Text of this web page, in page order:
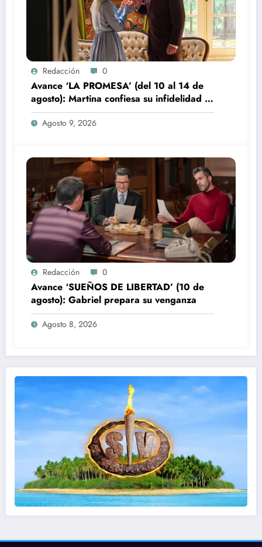
Redacción 0
Avance ‘LA PROMESA’ (del 10 al 14 de
agosto): Martina confiesa su infidelidad a
Jacobo
Agosto 9, 2026
Redacción 0
Avance ‘SUEÑOS DE LIBERTAD’ (10 de
agosto): Gabriel prepara su venganza
Agosto 8, 2026